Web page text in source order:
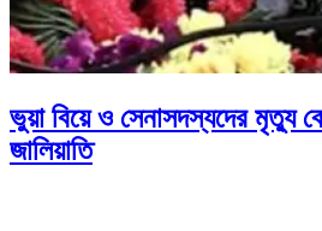
ভুয়া বিয়ে ও সেনাসদস্যদের মৃত্যু
জালিয়াতি